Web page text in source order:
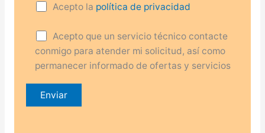
Acepto la política de privacidad
Acepto que un servicio técnico contacte
conmigo para atender mi solicitud, así como
permanecer informado de ofertas y servicios